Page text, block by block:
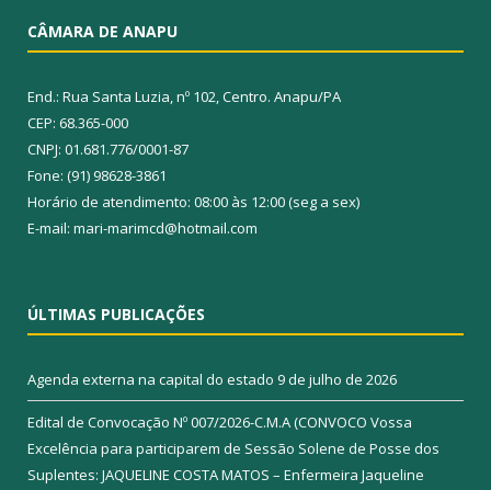
CÂMARA DE ANAPU
End.: Rua Santa Luzia, nº 102, Centro. Anapu/PA
CEP: 68.365-000
CNPJ: 01.681.776/0001-87
Fone: (91) 98628-3861
Horário de atendimento: 08:00 às 12:00 (seg a sex)
E-mail: mari-marimcd@hotmail.com
ÚLTIMAS PUBLICAÇÕES
Agenda externa na capital do estado 9 de julho de 2026
Edital de Convocação Nº 007/2026-C.M.A (CONVOCO Vossa
Excelência para participarem de Sessão Solene de Posse dos
Suplentes: JAQUELINE COSTA MATOS – Enfermeira Jaqueline